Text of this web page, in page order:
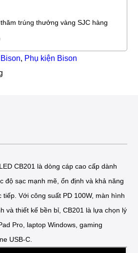
trúng thưởng vàng SJC hàng
, Phụ kiện Bison
CB201 là dòng cáp cao cấp dành
độ sạc mạnh mẽ, ổn định và khả năng
Với công suất PD 100W, màn hình
và thiết kế bền bỉ, CB201 là lựa chọn lý
Pro, laptop Windows, gaming
USB-C.